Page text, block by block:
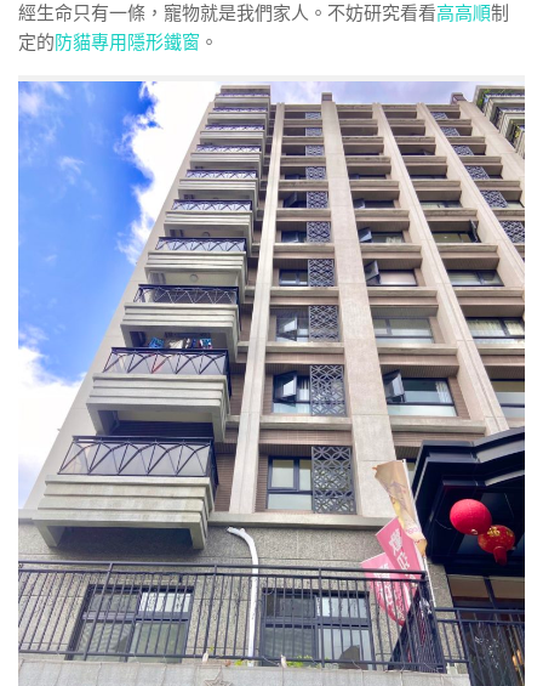
經生命只有一條，寵物就是我們家人。不妨研究看看高高順制
定的防貓專用隱形鐵窗 。